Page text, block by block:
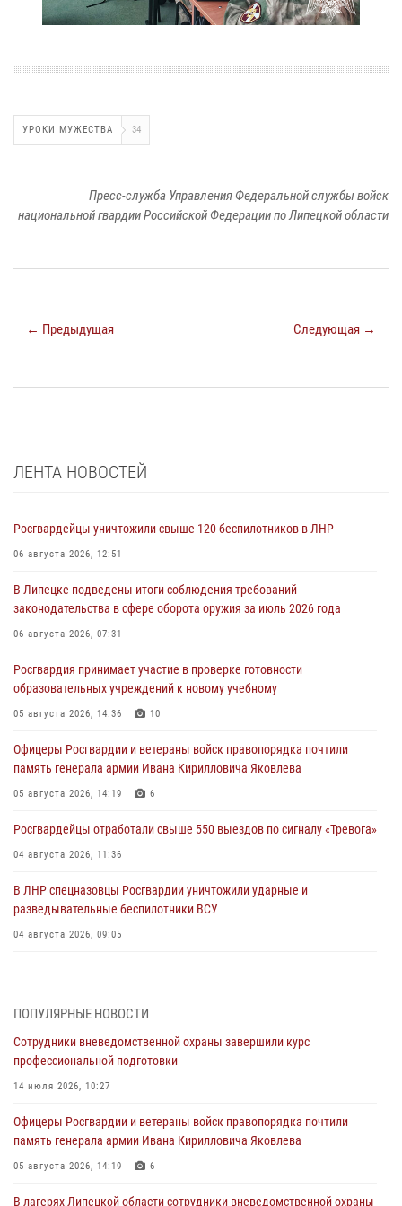
УРОКИ МУЖЕСТВА 34
Пресс-служба Управления Федеральной службы войск
национальной гвардии Российской Федерации по Липецкой области
← Предыдущая Следующая →
ЛЕНТА НОВОСТЕЙ
Росгвардейцы уничтожили свыше 120 беспилотников в ЛНР
06 августа 2026, 12:51
В Липецке подведены итоги соблюдения требований
законодательства в сфере оборота оружия за июль 2026 года
06 августа 2026, 07:31
Росгвардия принимает участие в проверке готовности
образовательных учреждений к новому учебному
05 августа 2026, 14:36 10
Офицеры Росгвардии и ветераны войск правопорядка почтили
память генерала армии Ивана Кирилловича Яковлева
05 августа 2026, 14:19 6
Росгвардейцы отработали свыше 550 выездов по сигналу «Тревога»
04 августа 2026, 11:36
В ЛНР спецназовцы Росгвардии уничтожили ударные и
разведывательные беспилотники ВСУ
04 августа 2026, 09:05
03 августа 2026, 13:43 1
Росгвардейцы обеспечили безопасность граждан в День Лев-
Толстовского района
03 августа 2026, 13:41
Росгвардия противодействует БПЛА ВСУ на южном направлении
(видео)
03 августа 2026, 13:39
ПОПУЛЯРНЫЕ НОВОСТИ
Сотрудники вневедомственной охраны завершили курс
профессиональной подготовки
14 июля 2026, 10:27
Офицеры Росгвардии и ветераны войск правопорядка почтили
память генерала армии Ивана Кирилловича Яковлева
05 августа 2026, 14:19 6
В лагерях Липецкой области сотрудники вневедомственной охраны